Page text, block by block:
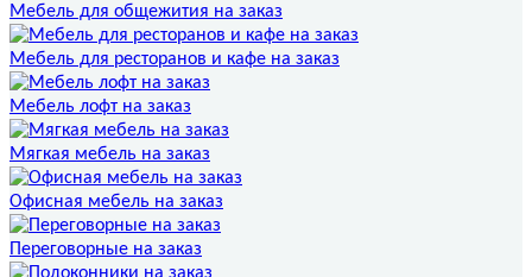
Мебель для общежития на заказ
Мебель для ресторанов и кафе на заказ
Мебель лофт на заказ
Мягкая мебель на заказ
Офисная мебель на заказ
Переговорные на заказ